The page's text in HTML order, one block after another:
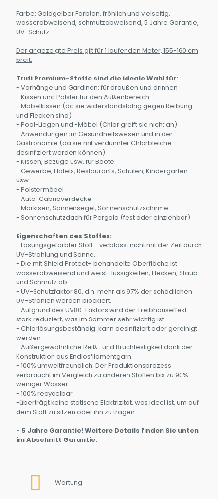
Farbe: Goldgelber Farbton, fröhlich und vielseitig,
wasserabweisend, schmutzabweisend, 5 Jahre Garantie,
UV-Schutz.
Der angezeigte Preis gilt für 1 laufenden Meter, 155-160 cm
breit.
Trufi Premium-Stoffe sind die ideale Wahl für:
- Vorhänge und Gardinen: für draußen und drinnen
- Kissen und Polster für den Außenbereich
- Möbelkissen (da sie widerstandsfähig gegen Reibung
und Flecken sind)
- Pool-Liegen und -Möbel (Chlor greift sie nicht an)
- Anwendungen im Gesundheitswesen und in der
Gastronomie (da sie mit verdünnter Chlorbleiche
desinfiziert werden können)
- Kissen, Bezüge usw. für Boote.
- Gewerbe, Hotels, Restaurants, Schulen, Kindergärten
usw.
- Polstermöbel
- Auto-Cabrioverdecke
- Markisen, Sonnensegel, Sonnenschutzschirme
- Sonnenschutzdach für Pergola (fest oder einziehbar)
Eigenschaften des Stoffes:
- Lösungsgefärbter Stoff - verblasst nicht mit der Zeit durch
UV-Strahlung und Sonne.
- Die mit Shield Protect+ behandelte Oberfläche ist
wasserabweisend und weist Flüssigkeiten, Flecken, Staub
und Schmutz ab
- UV-Schutzfaktor 80, d.h. mehr als 97% der schädlichen
UV-Strahlen werden blockiert.
- Aufgrund des UV80-Faktors wird der Treibhauseffekt
stark reduziert, was im Sommer sehr wichtig ist
- Chlorlösungsbeständig: kann desinfiziert oder gereinigt
werden
- Außergewöhnliche Reiß- und Bruchfestigkeit dank der
Konstruktion aus Endlosfilamentgarn.
- 100% umweltfreundlich: Der Produktionsprozess
verbraucht im Vergleich zu anderen Stoffen bis zu 90%
weniger Wasser.
- 100% recycelbar
-überträgt keine statische Elektrizität, was ideal ist, um auf
dem Stoff zu sitzen oder ihn zu tragen
- 5 Jahre Garantie! Weitere Details finden Sie unten
im Abschnitt Garantie.
Wartung